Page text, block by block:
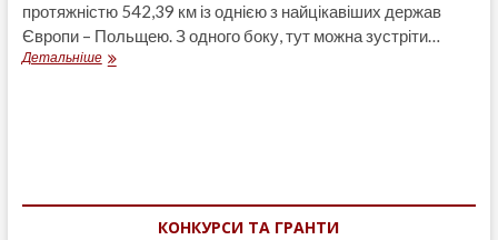
протяжністю 542,39 км із однією з найцікавіших держав
Європи – Польщею. З одного боку, тут можна зустріти…
Детальніше15
КОНКУРСИ ТА ГРАНТИ